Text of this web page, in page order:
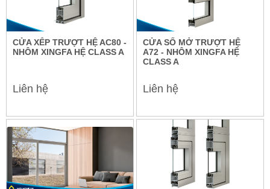
CỬA XẾP TRƯỢT HỆ AC80 -
NHÔM XINGFA HỆ CLASS A
Liên hệ
CỬA SỔ MỞ TRƯỢT HỆ
A72 - NHÔM XINGFA HỆ
CLASS A
Liên hệ